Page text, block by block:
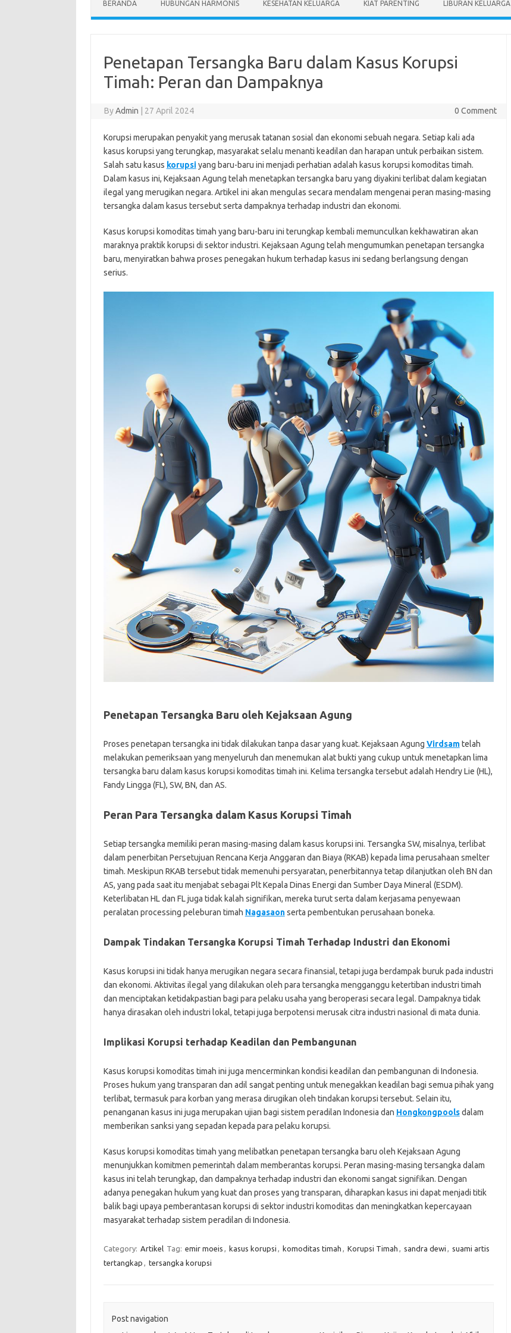
BERANDA HUBUNGAN HARMONIS KESEHATAN KELUARGA KIAT PARENTING LIBURAN KELUARGA
Penetapan Tersangka Baru dalam Kasus Korupsi
Timah: Peran dan Dampaknya
ByAdmin 27 April 2024 0 Comment
Korupsi merupakan penyakit yang merusak tatanan sosial dan ekonomi sebuah negara. Setiap kali ada
kasus korupsi yang terungkap, masyarakat selalu menanti keadilan dan harapan untuk perbaikan sistem.
Salah satu kasus korupsiyang baru-baru ini menjadi perhatian adalah kasus korupsi komoditas timah.
Dalam kasus ini, Kejaksaan Agung telah menetapkan tersangka baru yang diyakini terlibat dalam kegiatan
ilegal yang merugikan negara. Artikel ini akan mengulas secara mendalam mengenai peran masing-masing
tersangka dalam kasus tersebut serta dampaknya terhadap industri dan ekonomi.
Kasus korupsi komoditas timah yang baru-baru ini terungkap kembali memunculkan kekhawatiran akan
maraknya praktik korupsi di sektor industri. Kejaksaan Agung telah mengumumkan penetapan tersangka
baru, menyiratkan bahwa proses penegakan hukum terhadap kasus ini sedang berlangsung dengan
serius.
Penetapan Tersangka Baru oleh Kejaksaan Agung
Proses penetapan tersangka ini tidak dilakukan tanpa dasar yang kuat. Kejaksaan Agung Virdsamtelah
melakukan pemeriksaan yang menyeluruh dan menemukan alat bukti yang cukup untuk menetapkan lima
tersangka baru dalam kasus korupsi komoditas timah ini. Kelima tersangka tersebut adalah Hendry Lie (HL),
Fandy Lingga (FL), SW, BN, dan AS.
Peran Para Tersangka dalam Kasus Korupsi Timah
Setiap tersangka memiliki peran masing-masing dalam kasus korupsi ini. Tersangka SW, misalnya, terlibat
dalam penerbitan Persetujuan Rencana Kerja Anggaran dan Biaya (RKAB) kepada lima perusahaan smelter
timah. Meskipun RKAB tersebut tidak memenuhi persyaratan, penerbitannya tetap dilanjutkan oleh BN dan
AS, yang pada saat itu menjabat sebagai Plt Kepala Dinas Energi dan Sumber Daya Mineral (ESDM).
Keterlibatan HL dan FL juga tidak kalah signifikan, mereka turut serta dalam kerjasama penyewaan
peralatan processing peleburan timah Nagasaonserta pembentukan perusahaan boneka.
Dampak Tindakan Tersangka Korupsi Timah Terhadap Industri dan Ekonomi
Kasus korupsi ini tidak hanya merugikan negara secara finansial, tetapi juga berdampak buruk pada industri
dan ekonomi. Aktivitas ilegal yang dilakukan oleh para tersangka mengganggu ketertiban industri timah
dan menciptakan ketidakpastian bagi para pelaku usaha yang beroperasi secara legal. Dampaknya tidak
hanya dirasakan oleh industri lokal, tetapi juga berpotensi merusak citra industri nasional di mata dunia.
Implikasi Korupsi terhadap Keadilan dan Pembangunan
Kasus korupsi komoditas timah ini juga mencerminkan kondisi keadilan dan pembangunan di Indonesia.
Proses hukum yang transparan dan adil sangat penting untuk menegakkan keadilan bagi semua pihak yang
terlibat, termasuk para korban yang merasa dirugikan oleh tindakan korupsi tersebut. Selain itu,
penanganan kasus ini juga merupakan ujian bagi sistem peradilan Indonesia dan Hongkongpoolsdalam
memberikan sanksi yang sepadan kepada para pelaku korupsi.
Kasus korupsi komoditas timah yang melibatkan penetapan tersangka baru oleh Kejaksaan Agung
menunjukkan komitmen pemerintah dalam memberantas korupsi. Peran masing-masing tersangka dalam
kasus ini telah terungkap, dan dampaknya terhadap industri dan ekonomi sangat signifikan. Dengan
adanya penegakan hukum yang kuat dan proses yang transparan, diharapkan kasus ini dapat menjadi titik
balik bagi upaya pemberantasan korupsi di sektor industri komoditas dan meningkatkan kepercayaan
masyarakat terhadap sistem peradilan di Indonesia.
Category: Artikel Tag: emir moeis , kasus korupsi , komoditas timah , Korupsi Timah , sandra dewi , suami artis
tertangkap , tersangka korupsi
Post navigation